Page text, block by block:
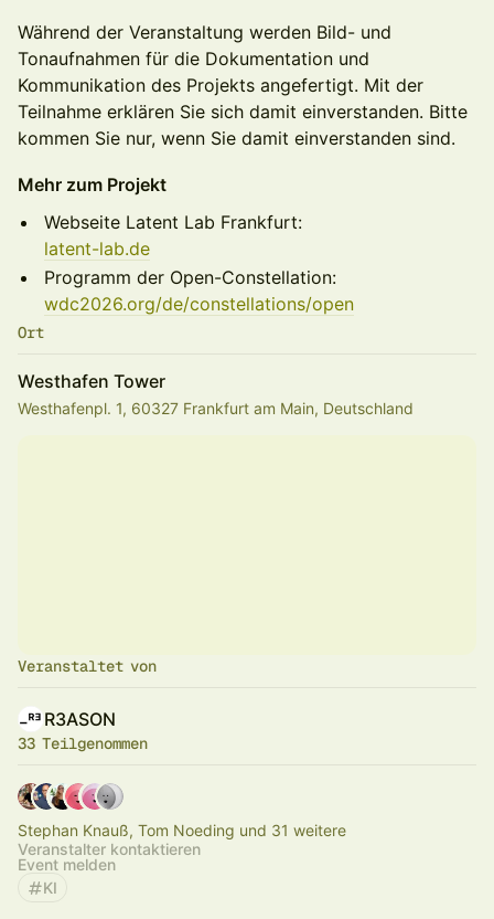
Während der Veranstaltung werden Bild- und
Tonaufnahmen für die Dokumentation und
Kommunikation des Projekts angefertigt. Mit der
Teilnahme erklären Sie sich damit einverstanden. Bitte
kommen Sie nur, wenn Sie damit einverstanden sind.
Mehr zum Projekt
Webseite Latent Lab Frankfurt:
latent-lab.de
Programm der Open-Constellation:
wdc2026.org/de/constellations/open
Ort
Westhafen Tower
Westhafenpl. 1, 60327 Frankfurt am Main, Deutschland
Veranstaltet von
R3ASON
33 Teilgenommen
Stephan Knauß, Tom Noeding und 31 weitere
Veranstalter kontaktieren
Event melden
KI